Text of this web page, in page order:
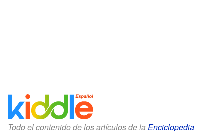
Todo el contenido de los artículos de la Enciclopedia